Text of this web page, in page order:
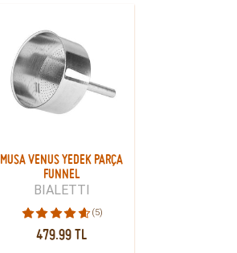
MUSA VENUS YEDEK PARÇA
FUNNEL
BIALETTI
(5)
479.99 TL